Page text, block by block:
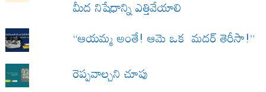
మీద నిషేధాన్ని ఎత్తివేయాలి
“ఆయమ్మ అంతే! ఆమె ఒక మదర్ తెరీసా!”
రెప్పవాల్చని చూపు